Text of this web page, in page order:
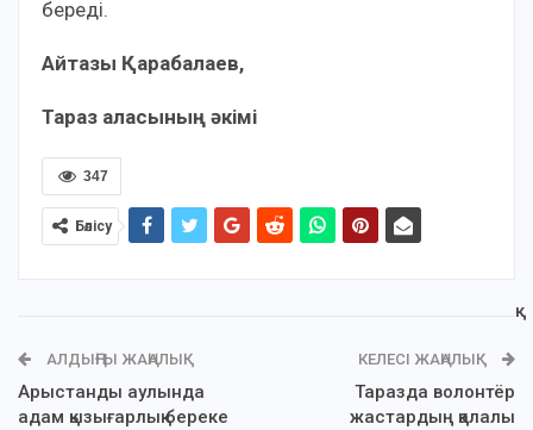
береді.
Айтазы Қарабалаев,
Тараз аласының әкімі
347
Бөлісу
АЛДЫҢҒЫ ЖАҢАЛЫҚ
Арыстанды аулында
адам қызығарлық береке
КЕЛЕСІ ЖАҢАЛЫҚ
Таразда волонтёр
жастардың қалалық